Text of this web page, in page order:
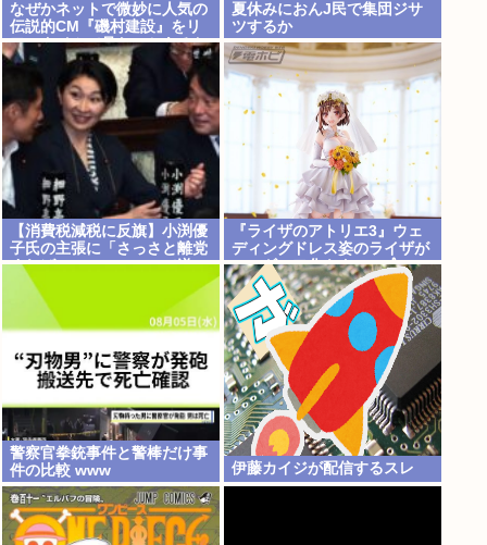
なぜかネットで微妙に人気の
伝説的CM『磯村建設』をリ
アルタイムで見たことあるお
爺さんモメンは存在するの
夏休みにおんJ民で集団ジサ
ツするか
【消費税減税に反旗】小渕優
子氏の主張に「さっさと離党
すればいいのに」SNSで逆
風…父親から続く「消費税の
系譜」とは
『ライザのアトリエ3』ウェ
ディングドレス姿のライザが
フィギュア化キタ───(ﾟ
∀ﾟ)───!!!!!
警察官拳銃事件と警棒だけ事
件の比較 www
伊藤カイジが配信するスレ